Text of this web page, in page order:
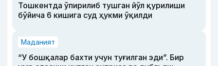
Тошкентда ўпирилиб тушган йўл қурилиши
бўйича 6 кишига суд ҳукми ўқилди
Маданият
“У бошқалар бахти учун туғилган эди”. Бир